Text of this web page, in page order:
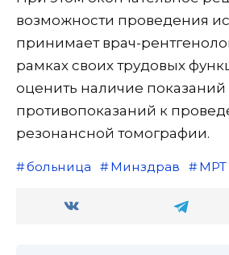
возможности проведения
принимает врач-
рамках своих трудовых
оценить наличие
противопоказаний к
резонансной томографии.
больница Минздрав МРТ